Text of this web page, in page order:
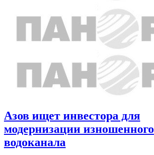
Азов ищет инвестора для
модернизации изношенного
водоканала